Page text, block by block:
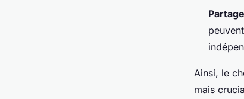
Ainsi, le
mais